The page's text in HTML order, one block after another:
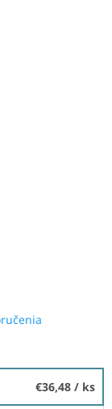
€36,48 / ks